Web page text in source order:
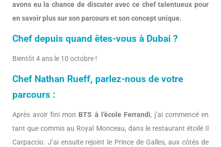
avons eu la chance de discuter avec ce chef talentueux pour
en savoir plus sur son parcours et son concept unique.
Chef depuis quand êtes-vous à Dubai ?
Bientôt 4 ans le 10 octobre !
Chef Nathan Rueff, parlez-nous de votre
parcours :
Après avoir fini mon BTS à l’école Ferrandi, j’ai commencé en
tant que commis au Royal Monceau, dans le restaurant étoilé Il
Carpaccio. J’ai ensuite rejoint le Prince de Galles, aux côtés de